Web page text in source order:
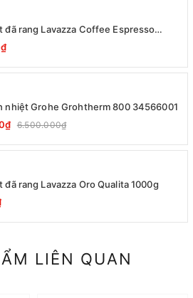
đã rang Lavazza Coffee Espresso
1000g Date 12-2027
nhiệt Grohe Grohtherm 800 34566001
6.500.000₫
đã rang Lavazza Oro Qualita 1000g
LIÊN QUAN